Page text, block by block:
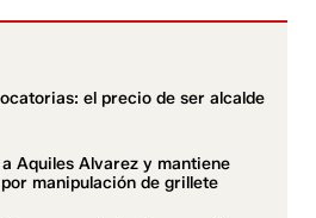
el precio de ser alcalde
Aquiles Alvarez y mantiene
manipulación de grillete